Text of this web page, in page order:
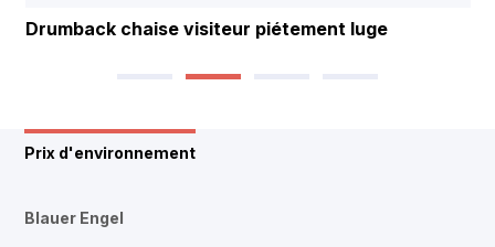
luge Drumback siège de
Prix d'environnement
Blauer Engel